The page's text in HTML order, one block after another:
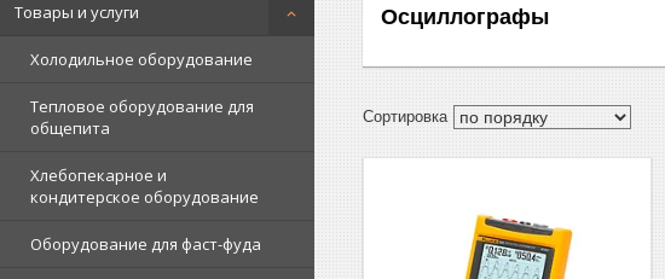
Товары и услуги
Холодильное оборудование
Тепловое оборудование для
общепита
Хлебопекарное и
кондитерское оборудование
Оборудование для фаст-фуда
Осциллографы